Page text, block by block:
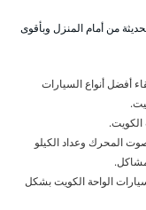
من أمام المنزل وبأقوى
أفضل أنواع السيارات
المحرك وعداد الكيلو
الواحة الكويت بشكل